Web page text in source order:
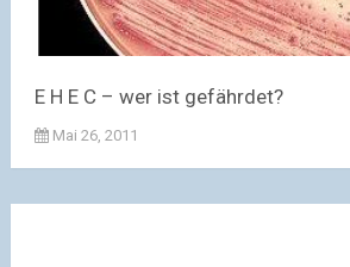
E H E C – wer ist gefährdet?
Mai 26, 2011